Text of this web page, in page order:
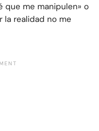
que me manipulen» o
la realidad no me